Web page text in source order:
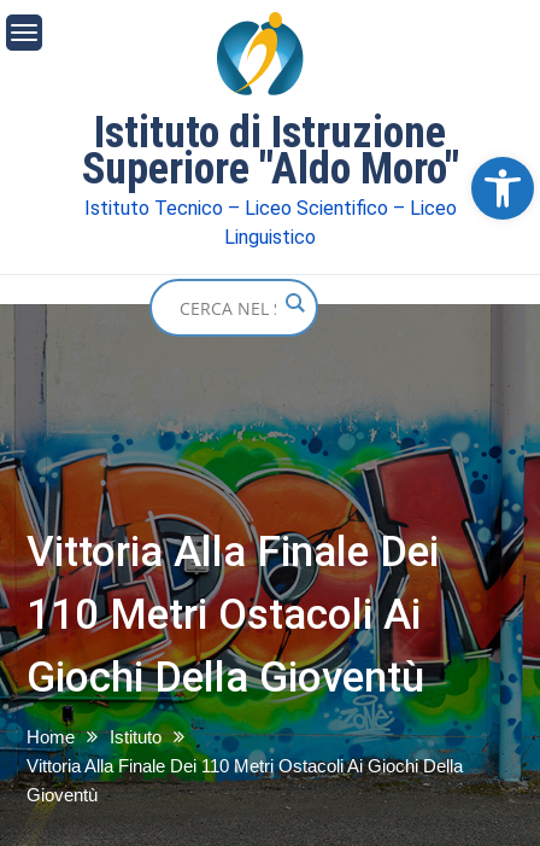
Istituto di Istruzione
Superiore "Aldo Moro"
Istituto Tecnico – Liceo Scientifico – Liceo
Linguistico
Vittoria Alla Finale Dei
110 Metri Ostacoli Ai
Giochi Della Gioventù
Home
Istituto
Vittoria Alla Finale Dei 110 Metri Ostacoli Ai Giochi Della
Gioventù